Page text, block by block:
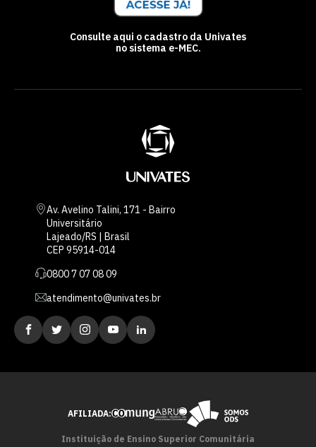
Consulte aqui o cadastro da Univates
no sistema e-MEC.
Av. Avelino Talini, 171 - Bairro
Universitário
Lajeado/RS | Brasil
CEP 95914-014
0800 7 07 08 09
atendimento@univates.br
AFILIADA:
Instituição de Ensino Superior Comunitária